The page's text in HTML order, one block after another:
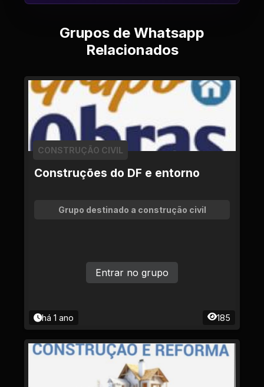
Grupos de Whatsapp
Relacionados
Construções do DF e entorno
CONSTRUÇÃO CIVIL
Grupo destinado a construção civil
há 1 ano 185
Entrar no grupo